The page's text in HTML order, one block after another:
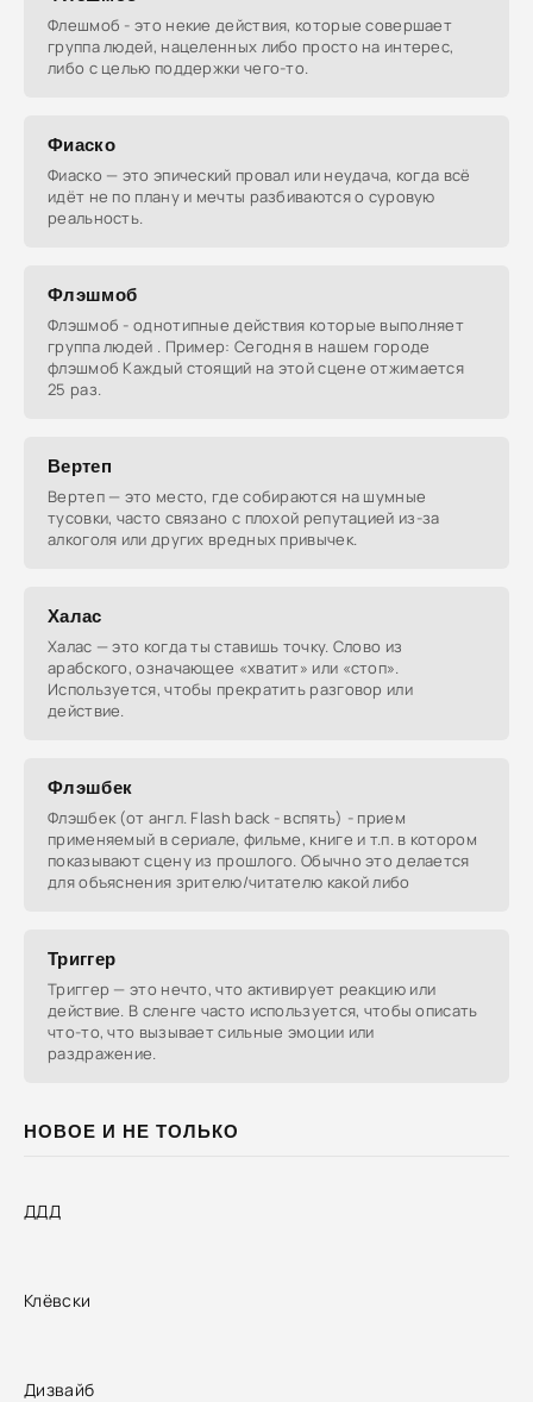
НОВОЕ И НЕ ТОЛЬКО
ДДД
Клёвски
Дизвайб
Флешмоб - это некие действия, которые совершает
группа людей, нацеленных либо просто на интерес,
либо с целью поддержки чего-то.
Фиаско
Фиаско — это эпический провал или неудача, когда всё
идёт не по плану и мечты разбиваются о суровую
реальность.
Флэшмоб
Флэшмоб - однотипные действия которые выполняет
группа людей . Пример: Сегодня в нашем городе
флэшмоб Каждый стоящий на этой сцене отжимается
25 раз.
Вертеп
Вертеп — это место, где собираются на шумные
тусовки, часто связано с плохой репутацией из-за
алкоголя или других вредных привычек.
Халас
Халас — это когда ты ставишь точку. Слово из
арабского, означающее «хватит» или «стоп».
Используется, чтобы прекратить разговор или
действие.
Флэшбек
Флэшбек (от англ. Flash back - вспять) - прием
применяемый в сериале, фильме, книге и т.п. в котором
показывают сцену из прошлого. Обычно это делается
для объяснения зрителю/читателю какой либо
Триггер
Триггер — это нечто, что активирует реакцию или
действие. В сленге часто используется, чтобы описать
что-то, что вызывает сильные эмоции или
раздражение.